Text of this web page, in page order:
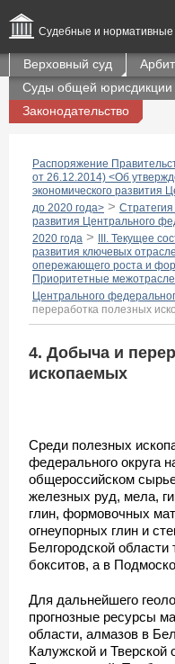
Судебные и
Верховный суд
Суды общей юрисдикции
Законодательство
Распоряжение
от 26.12.2014) <Об
экономического развития
до 2020 года> >
развития Центрального
2020 года >
III. Текущее
развития ключевых
опережающего роста и
Приоритетные
Центрального
переработка полезных
4. Добыча и
ископаемых
Среди полезных
федерального округа
общероссийском
железных руд, мела,
глин, формовочных
огнеупорных глин и
Белгородской
бокситов, а в
Для дальнейшего
прогнозные ресурсы
области, алмазов в
Калужской и Тверской